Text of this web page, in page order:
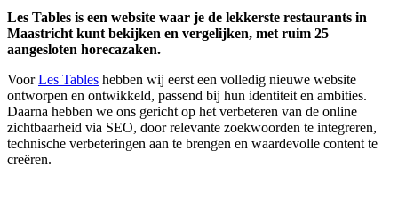
Les Tables is een website waar je de lekkerste restaurants in
Maastricht kunt bekijken en vergelijken, met ruim 25
aangesloten horecazaken.
VoorLes Tables hebben wij eerst een volledig nieuwe website
ontworpen en ontwikkeld, passend bij hun identiteit en ambities.
Daarna hebben we ons gericht op het verbeteren van de online
zichtbaarheid via SEO, door relevante zoekwoorden te integreren,
technische verbeteringen aan te brengen en waardevolle content te
creëren.